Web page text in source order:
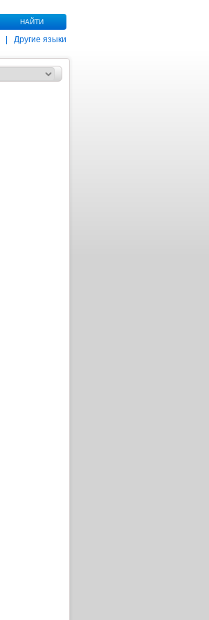
НАЙТИ
Другие языки